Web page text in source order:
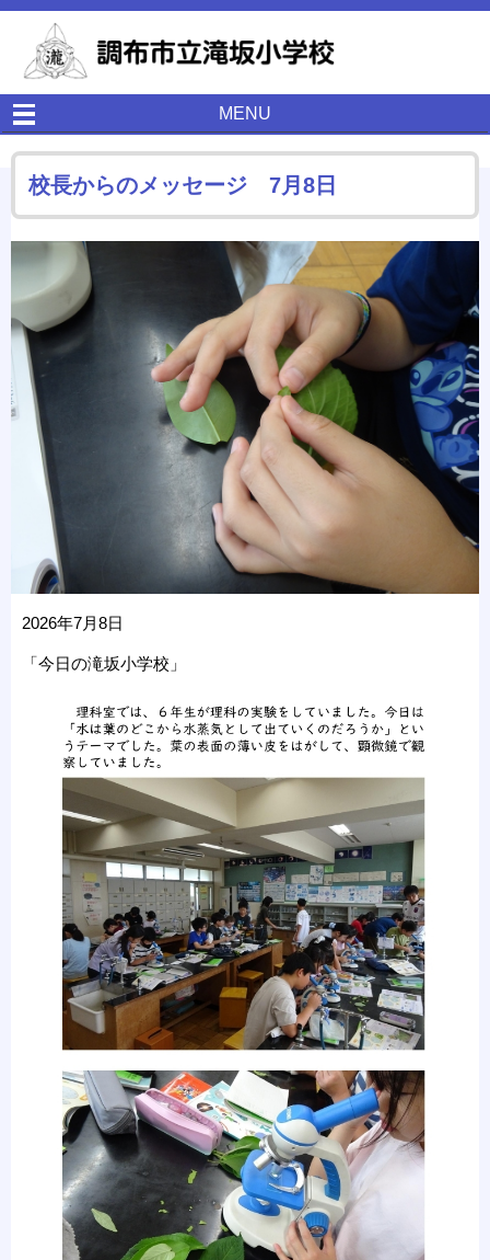
MENU
校長からのメッセージ 7月8日
2026年7月8日
「今日の滝坂小学校」